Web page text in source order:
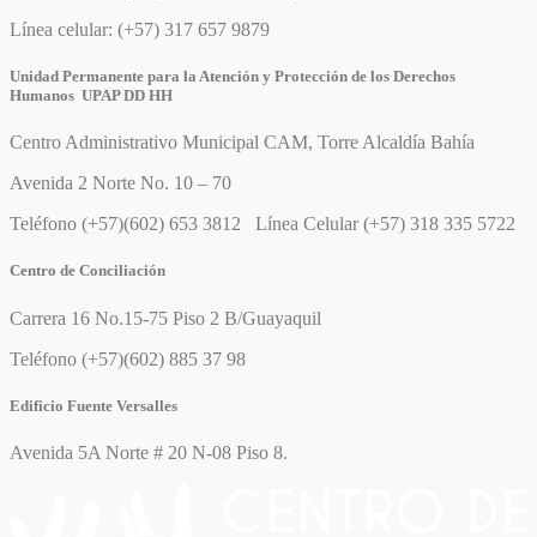
Línea celular: (+57) 317 657 9879
Unidad Permanente para la Atención y Protección de los Derechos
Humanos UPAP DD HH
Centro Administrativo Municipal CAM, Torre Alcaldía Bahía
Avenida 2 Norte No. 10 – 70
Teléfono (+57)(602) 653 3812 Línea Celular (+57) 318 335 5722
Centro de Conciliación
Carrera 16 No.15-75 Piso 2 B/Guayaquil
Teléfono (+57)(602) 885 37 98
Edificio Fuente Versalles
Avenida 5A Norte # 20 N-08 Piso 8.